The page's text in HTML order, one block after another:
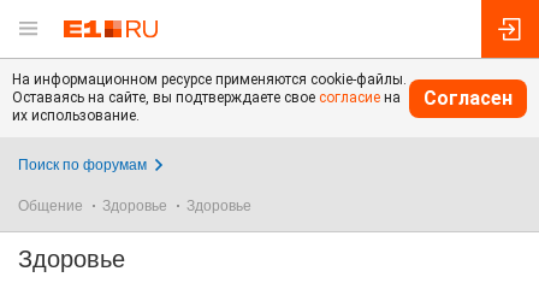
На информационном ресурсе применяются cookie-файлы.
Оставаясь на сайте, вы подтверждаете свое согласие на
их использование.
Согласен
Поиск по форумам
Общение Здоровье Здоровье
Здоровье